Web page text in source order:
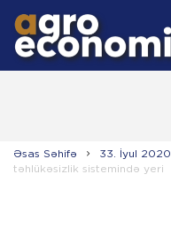
Əsas Səhifə 33. İyul 2020
təhlükəsizlik sistemində yeri